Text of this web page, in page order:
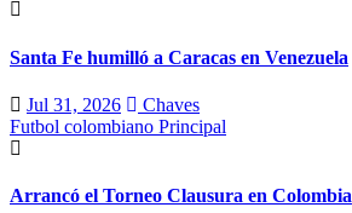
Santa Fe humilló a Caracas en Venezuela
Jul 31, 2026
Chaves
Futbol colombiano Principal
Arrancó el Torneo Clausura en Colombia